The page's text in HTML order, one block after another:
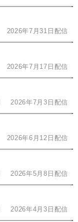
2026年7月31日配信
2026年7月17日配信
2026年7月3日配信
2026年6月12日配信
2026年5月8日配信
2026年4月3日配信